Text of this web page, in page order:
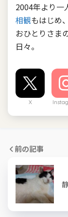
2004年より一
相観もはじめ
おひとりさま
日々。
X
前の記事